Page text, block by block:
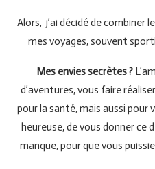
Alors, j’ai décidé de combiner
mes voyages, souvent
Mes envies secrètes ?
d’aventures, vous faire
pour la santé, mais aussi pour
heureuse, de vous donner ce
manque, pour que vous